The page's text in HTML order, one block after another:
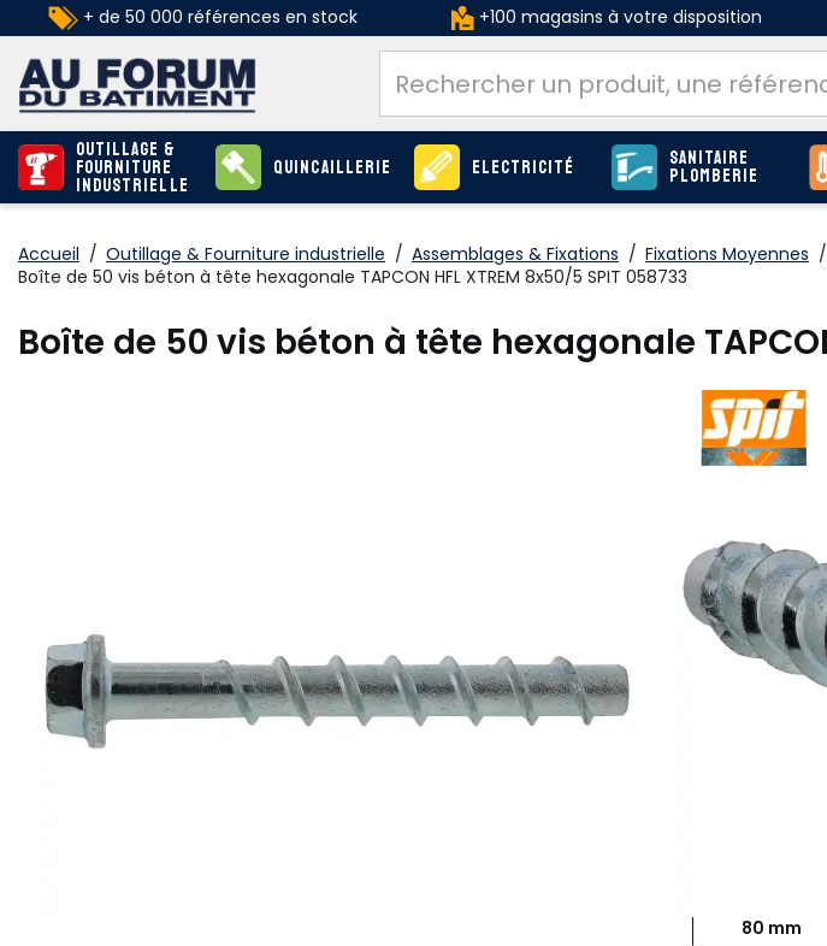
+ de 50 000 références en stock +100 magasins à votre disposition
Outillage &
Fourniture
industrielle
Quincaillerie Electricité Sanitaire
Plomberie
Accueil / Outillage & Fourniture industrielle / Assemblages & Fixations / Fixations Moyennes /
Boîte de 50 vis béton à tête hexagonale TAPCON HFL XTREM 8x50/5 SPIT 058733
Boîte de 50 vis béton à tête hexagonale
3 options :
Diamètre :
80 mm